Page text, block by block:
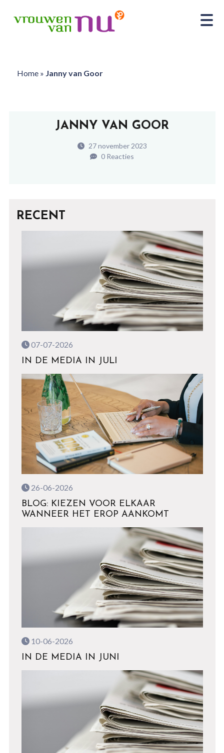
Home» Janny van Goor
JANNY VAN GOOR
27 november 2023
0 Reacties
RECENT
07-07-2026
IN DE MEDIA IN JULI
26-06-2026
BLOG: KIEZEN VOOR ELKAAR
WANNEER HET EROP AANKOMT
10-06-2026
IN DE MEDIA IN JUNI